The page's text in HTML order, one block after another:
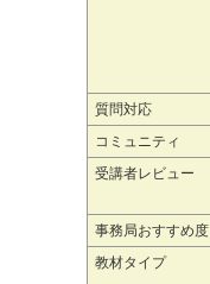
質問対応
コミュニティ
受講者レビュー
事務局おすすめ度
教材タイプ